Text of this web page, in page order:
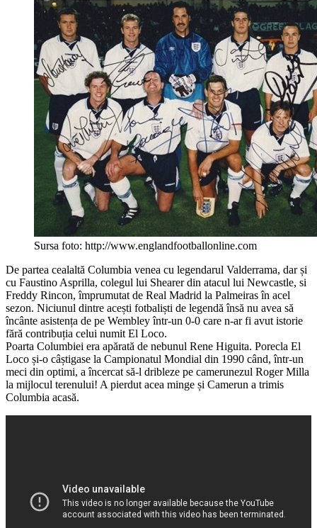
Sursa foto: http://www.englandfootballonline.com
De partea cealaltă Columbia venea cu legendarul Valderrama, dar și
cu Faustino Asprilla, colegul lui Shearer din atacul lui Newcastle, si
Freddy Rincon, împrumutat de Real Madrid la Palmeiras în acel
sezon. Niciunul dintre acești fotbaliști de legendă însă nu avea să
încânte asistența de pe Wembley într-un 0-0 care n-ar fi avut istorie
fără contribuția celui numit El Loco.
Poarta Columbiei era apărată de nebunul Rene Higuita. Porecla El
Loco și-o câștigase la Campionatul Mondial din 1990 când, într-un
meci din optimi, a încercat să-l dribleze pe camerunezul Roger Milla
la mijlocul terenului! A pierdut acea minge și Camerun a trimis
Columbia acasă.